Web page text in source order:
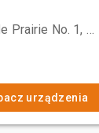
County Of Grande Prairie No. 1, AB
urządzenia